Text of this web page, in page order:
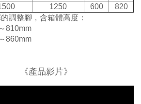
1250 600
820
調整腳，含箱體高度：
810mm
860mm
《產品影片》